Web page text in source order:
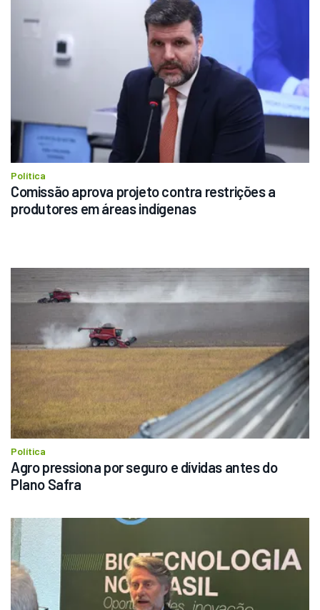
Política
Comissão aprova projeto contra restrições a
produtores em áreas indígenas
Política
Agro pressiona por seguro e dívidas antes do
Plano Safra